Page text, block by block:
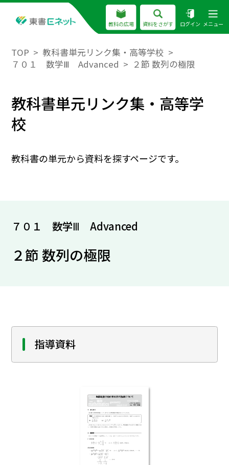
教科の広場 資料をさがす ログイン メニュー
TOP
教科書単元リンク集・高等学校
７０１ 数学Ⅲ Advanced
２節 数列の極限
教科書単元リンク集・高等学
校
教科書の単元から資料を探すページです。
７０１ 数学Ⅲ Advanced
２節 数列の極限
指導資料